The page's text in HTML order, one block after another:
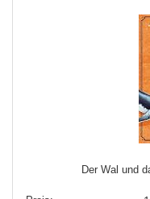
Der Wal und